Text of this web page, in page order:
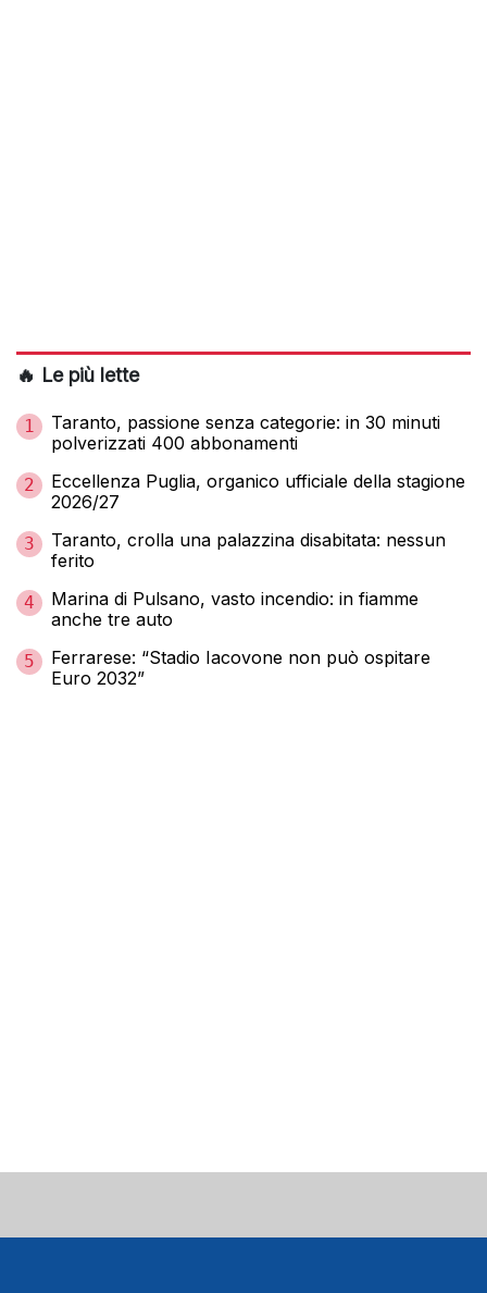
🔥 Le più lette
1
Taranto, passione senza categorie: in 30 minuti
polverizzati 400 abbonamenti
2
Eccellenza Puglia, organico ufficiale della stagione
2026/27
3
Taranto, crolla una palazzina disabitata: nessun
ferito
4
Marina di Pulsano, vasto incendio: in fiamme
anche tre auto
5
Ferrarese: “Stadio Iacovone non può ospitare
Euro 2032”